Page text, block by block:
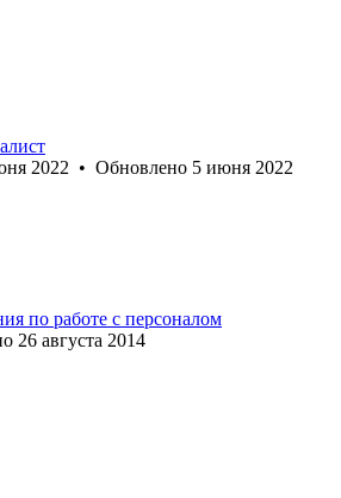
2022 • Обновлено 5 июня 2022
по работе с персоналом
26 августа 2014